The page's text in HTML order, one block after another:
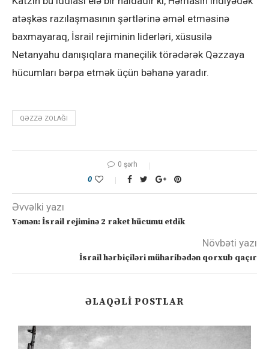
atəşkəs razılaşmasının şərtlərinə əməl etməsinə
baxmayaraq, İsrail rejiminin liderləri, xüsusilə
Netanyahu danışıqlara maneçilik törədərək Qəzzaya
hücumları bərpa etmək üçün bəhanə yaradır.
QƏZZƏ ZOLAĞI
0 şərh
0
Əvvəlki yazı
Yəmən: İsrail rejiminə 2 raket hücumu etdik
Növbəti yazı
İsrail hərbiçiləri müharibədən qorxub qaçır
ƏLAQƏLI POSTLAR